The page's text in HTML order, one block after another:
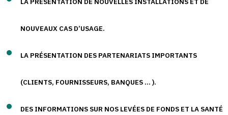
NOUVEAUX CAS D’USAGE.
LA PRÉSENTATION DES PARTENARIATS IMPORTANTS
(CLIENTS, FOURNISSEURS, BANQUES … ).
DES INFORMATIONS SUR NOS LEVÉES DE FONDS ET LA SANTÉ